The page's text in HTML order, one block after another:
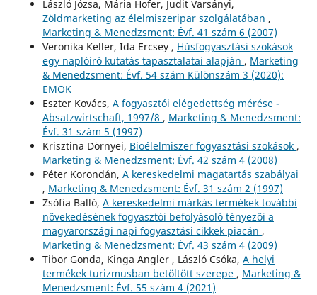
László Józsa, Mária Hofer, Judit Varsányi,
Zöldmarketing az élelmiszeripar szolgálatában ,
Marketing & Menedzsment: Évf. 41 szám 6 (2007)
Veronika Keller, Ida Ercsey , Húsfogyasztási szokások
egy naplóíró kutatás tapasztalatai alapján , Marketing
& Menedzsment: Évf. 54 szám Különszám 3 (2020):
EMOK
Eszter Kovács, A fogyasztói elégedettség mérése -
Absatzwirtschaft, 1997/8 , Marketing & Menedzsment:
Évf. 31 szám 5 (1997)
Krisztina Dörnyei, Bioélelmiszer fogyasztási szokások ,
Marketing & Menedzsment: Évf. 42 szám 4 (2008)
Péter Korondán, A kereskedelmi magatartás szabályai
, Marketing & Menedzsment: Évf. 31 szám 2 (1997)
Zsófia Balló, A kereskedelmi márkás termékek további
növekedésének fogyasztói befolyásoló tényezői a
magyarországi napi fogyasztási cikkek piacán ,
Marketing & Menedzsment: Évf. 43 szám 4 (2009)
Tibor Gonda, Kinga Angler , László Csóka, A helyi
termékek turizmusban betöltött szerepe , Marketing &
Menedzsment: Évf. 55 szám 4 (2021)